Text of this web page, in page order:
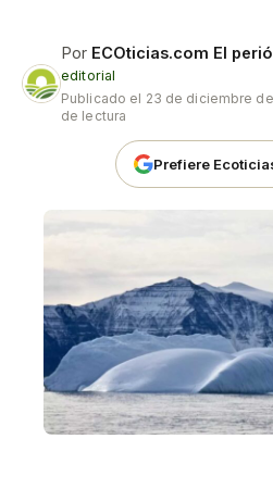
Por ECOticias.com El
editorial
Publicado el 23 de diciembre
de lectura
Prefiere